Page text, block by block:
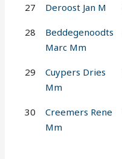
27 Deroost Jan M
28
Beddegenoodts
Marc Mm
29
Cuypers Dries
Mm
30
Creemers Rene
Mm